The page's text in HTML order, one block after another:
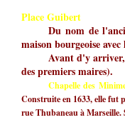
Place Guibert
Du nom de
maison bourgeoise
Avant d'y arriver,
des premiers maires).
Chapelle des
Construite en 1633, elle fut
rue Thubaneau à Marseille.